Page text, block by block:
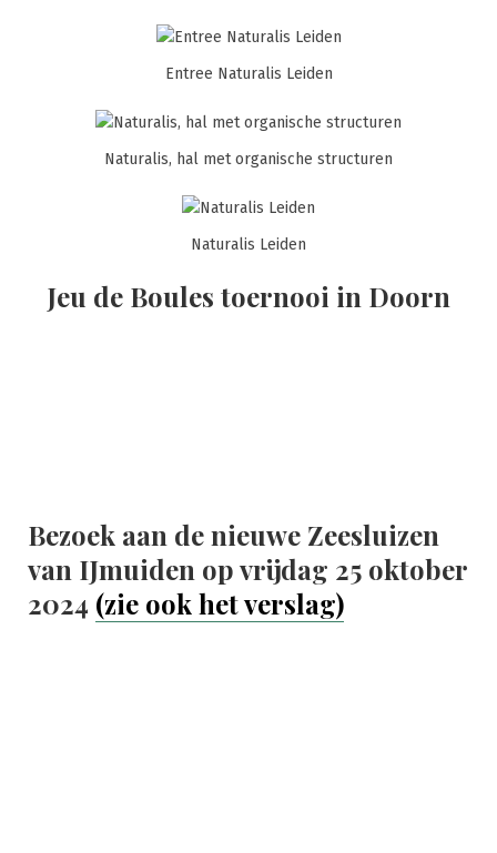
Entree Naturalis Leiden
Naturalis, hal met organische structuren
Naturalis Leiden
Jeu de Boules toernooi in Doorn
Bezoek aan de nieuwe Zeesluizen
van IJmuiden op vrijdag 25 oktober
2024 (zie ook het verslag)